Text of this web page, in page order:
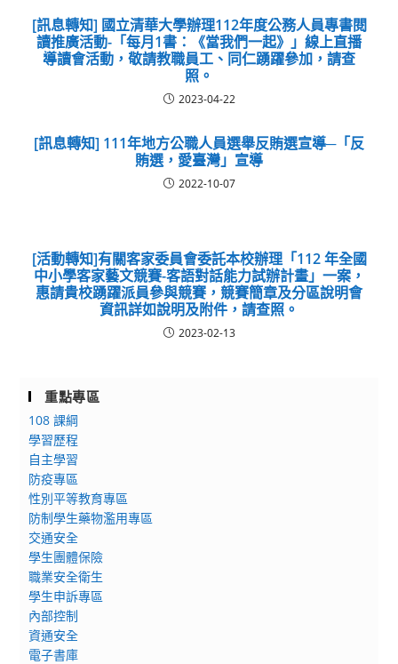
[訊息轉知] 國立清華大學辦理112年度公務人員專書閱
讀推廣活動-「每月1書：《當我們一起》」線上直播
導讀會活動，敬請教職員工、同仁踴躍參加，請查
照。
2023-04-22
[訊息轉知] 111年地方公職人員選舉反賄選宣導─「反
賄選，愛臺灣」宣導
2022-10-07
[活動轉知]有關客家委員會委託本校辦理「112 年全國
中小學客家藝文競賽-客語對話能力試辦計畫」一案，
惠請貴校踴躍派員參與競賽，競賽簡章及分區說明會
資訊詳如說明及附件，請查照。
2023-02-13
重點專區
108 課綱
學習歷程
自主學習
防疫專區
性別平等教育專區
防制學生藥物濫用專區
交通安全
學生團體保險
職業安全衛生
學生申訴專區
內部控制
資通安全
電子書庫